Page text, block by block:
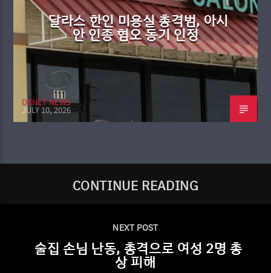
달라스 한인 미용실 총격범, 아시
안 인종 혐오 동기 인정
DKNET NEWS
JULY 10, 2026
CONTINUE READING
NEXT POST
술집 손님 난동, 총격으로 여성 2명 총
상 피해